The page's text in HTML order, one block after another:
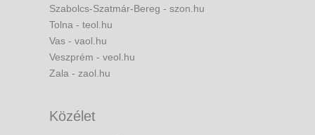
Szabolcs-Szatmár-Bereg - szon.hu
Tolna - teol.hu
Vas - vaol.hu
Veszprém - veol.hu
Zala - zaol.hu
Közélet